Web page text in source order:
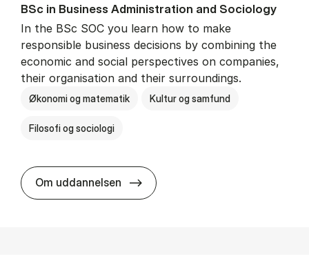
BSc in Busi­ness Ad­min­is­tra­tion and So­ci­ology
In the BSc SOC you learn how to make
responsible business decisions by combining the
economic and social perspectives on companies,
their organisation and their surroundings.
Økonomi og matematik Kultur og samfund
Filosofi og sociologi
Om uddannelsen BSc in Busi­ness Ad­min­is­tra­tion